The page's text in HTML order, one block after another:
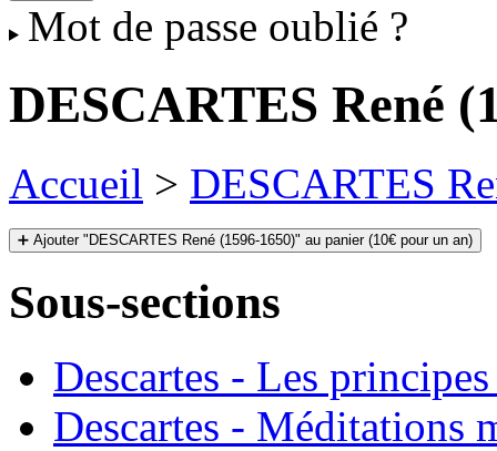
Mot de passe oublié ?
DESCARTES René
Accueil > DESCARTES
➕ Ajouter "DESCARTES René (1596-1650)" au panier (10€ pour un an)
Sous-sections
Descartes - Les
Descartes - Méditations